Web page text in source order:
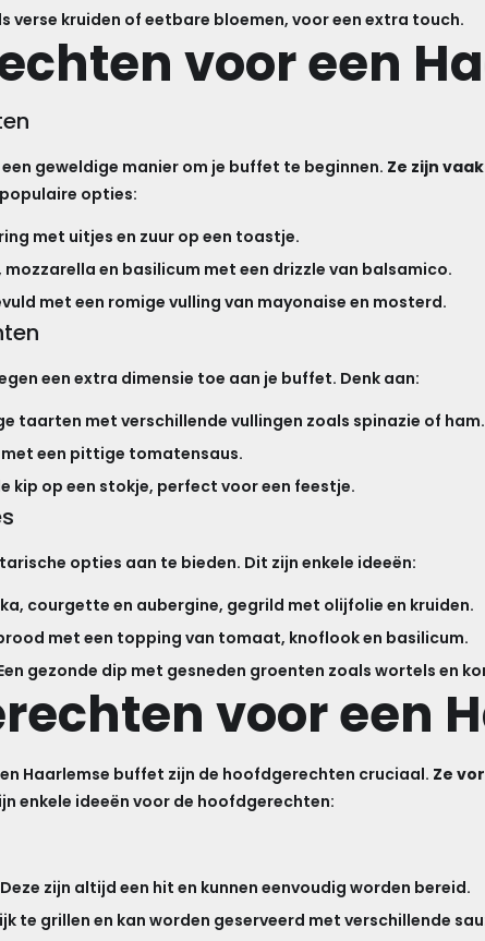
verse kruiden of eetbare bloemen, voor een extra touch.
voor een
geweldige manier om je buffet te beginnen. Ze zijn
opties:
met uitjes en zuur op een toastje.
mozzarella en basilicum met een drizzle van balsamico.
met een romige vulling van mayonaise en mosterd.
een extra dimensie toe aan je buffet. Denk aan:
taarten met verschillende vullingen zoals spinazie of ham.
met een pittige tomatensaus.
kip op een stokje, perfect voor een feestje.
opties aan te bieden. Dit zijn enkele ideeën:
courgette en aubergine, gegrild met olijfolie en kruiden.
met een topping van tomaat, knoflook en basilicum.
gezonde dip met gesneden groenten zoals wortels en
voor een
Haarlemse buffet zijn de hoofdgerechten cruciaal. Ze
enkele ideeën voor de hoofdgerechten:
zijn altijd een hit en kunnen eenvoudig worden bereid.
te grillen en kan worden geserveerd met verschillende